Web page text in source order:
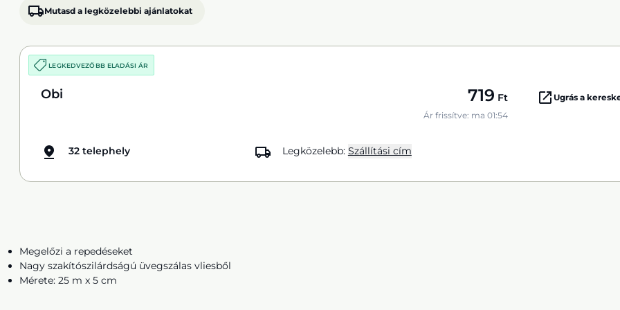
Mutasd a legközelebbi ajánlatokat
LEGKEDVEZŐBB ELADÁSI ÁR
Obi 719 Ft
Ár frissítve: ma 01:54
Ugrás a
32 telephely Legközelebb: Szállítási cím
Megelőzi a repedéseket
Nagy szakítószilárdságú üvegszálas vliesből
Mérete: 25 m x 5 cm